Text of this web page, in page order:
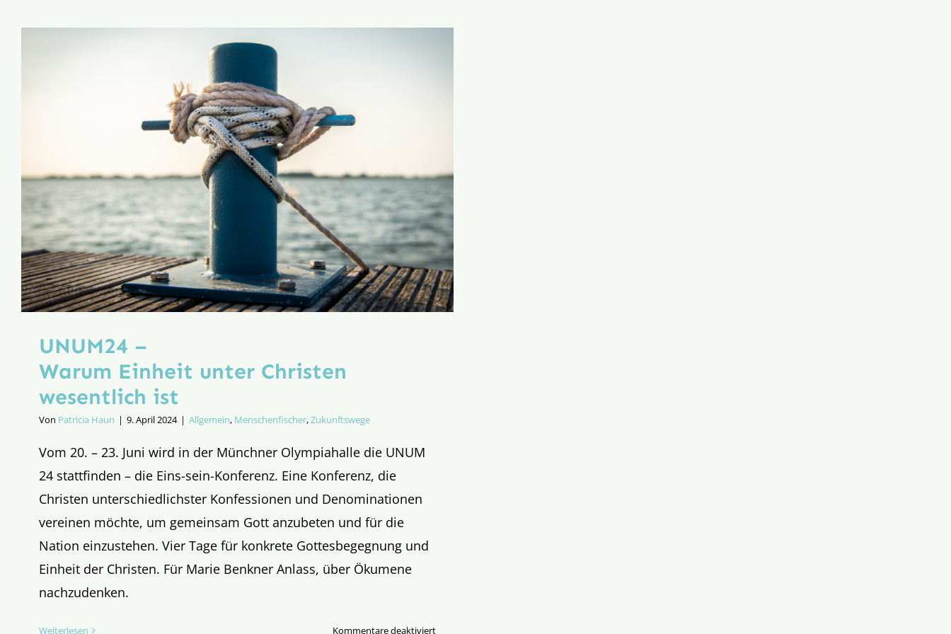
UNUM24 –
Warum Einheit unter Christen
wesentlich ist
Von Patricia Haun | 9. April 2024 | Allgemein, Menschenfischer,Zukunftswege
Vom 20. – 23. Juni wird in der Münchner Olympiahalle die UNUM
24 stattfinden – die Eins-sein-Konferenz. Eine Konferenz, die
Christen unterschiedlichster Konfessionen und Denominationen
vereinen möchte, um gemeinsam Gott anzubeten und für die
Nation einzustehen. Vier Tage für konkrete Gottesbegegnung und
Einheit der Christen. Für Marie Benkner Anlass, über Ökumene
nachzudenken.
Weiterlesen Kommentare deaktiviertfür